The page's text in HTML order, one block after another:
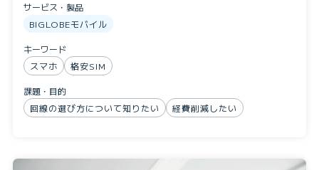
サービス・製品
BIGLOBEモバイル
キーワード
スマホ
格安SIM
課題・目的
回線の選び方について知りたい
経費削減したい